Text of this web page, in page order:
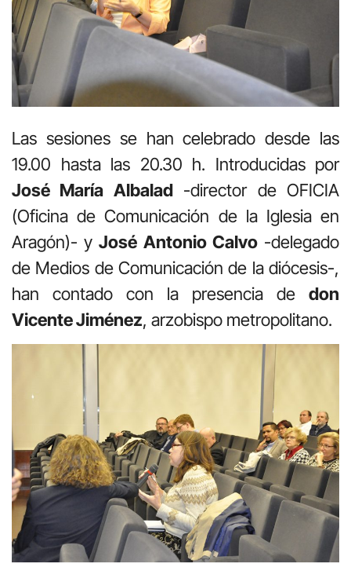
Las sesiones se han celebrado desde las
19.00 hasta las 20.30 h. Introducidas por
José María Albalad-director de OFICIA
(Oficina de Comunicación de la Iglesia en
Aragón)- yJosé Antonio Calvo-delegado
de Medios de Comunicación de la diócesis-,
han contado con la presencia de don
Vicente Jiménez, arzobispo metropolitano.